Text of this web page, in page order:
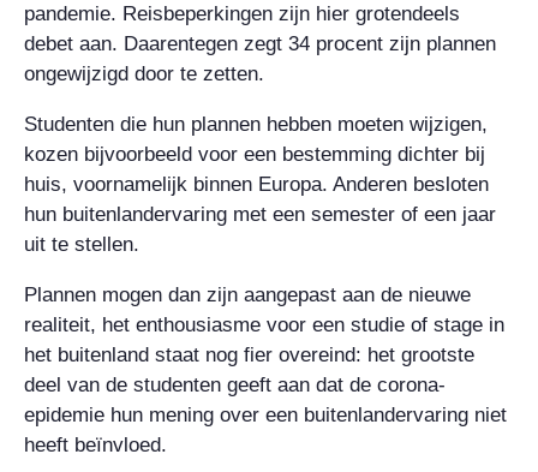
pandemie. Reisbeperkingen zijn hier grotendeels
debet aan. Daarentegen zegt 34 procent zijn plannen
ongewijzigd door te zetten.
Studenten die hun plannen hebben moeten wijzigen,
kozen bijvoorbeeld voor een bestemming dichter bij
huis, voornamelijk binnen Europa. Anderen besloten
hun buitenlandervaring met een semester of een jaar
uit te stellen.
Plannen mogen dan zijn aangepast aan de nieuwe
realiteit, het enthousiasme voor een studie of stage in
het buitenland staat nog fier overeind: het grootste
deel van de studenten geeft aan dat de corona-
epidemie hun mening over een buitenlandervaring niet
heeft beïnvloed.